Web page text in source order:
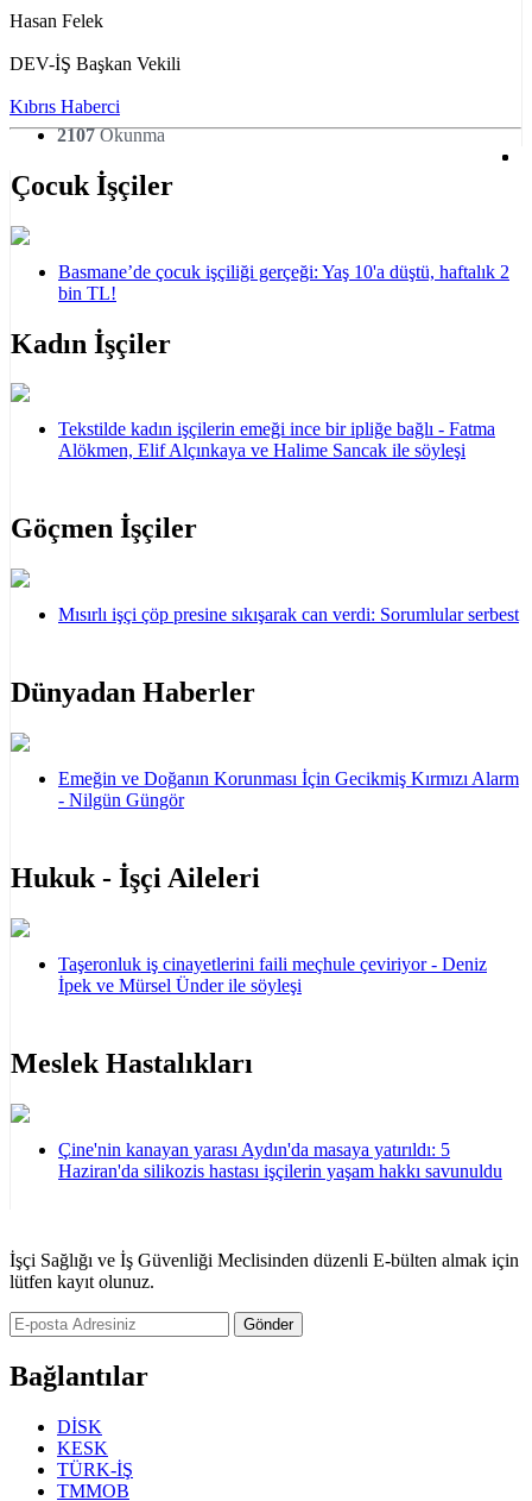
Hasan Felek
DEV-İŞ Başkan Vekili
Kıbrıs Haberci
2107Okunma
Çocuk İşçiler
Basmane’de çocuk işçiliği gerçeği: Yaş 10'a düştü, haftalık 2
bin TL!
Kadın İşçiler
Tekstilde kadın işçilerin emeği ince bir ipliğe bağlı - Fatma
Alökmen, Elif Alçınkaya ve Halime Sancak ile söyleşi
Göçmen İşçiler
Mısırlı işçi çöp presine sıkışarak can verdi: Sorumlular serbest
Dünyadan Haberler
Emeğin ve Doğanın Korunması İçin Gecikmiş Kırmızı Alarm
- Nilgün Güngör
Hukuk - İşçi Aileleri
Taşeronluk iş cinayetlerini faili meçhule çeviriyor - Deniz
İpek ve Mürsel Ünder ile söyleşi
Meslek Hastalıkları
Çine'nin kanayan yarası Aydın'da masaya yatırıldı: 5
Haziran'da silikozis hastası işçilerin yaşam hakkı savunuldu
İşçi Sağlığı ve İş Güvenliği Meclisinden düzenli E-bülten almak için
lütfen kayıt olunuz.
Gönder
Bağlantılar
DİSK
KESK
TÜRK-İŞ
TMMOB